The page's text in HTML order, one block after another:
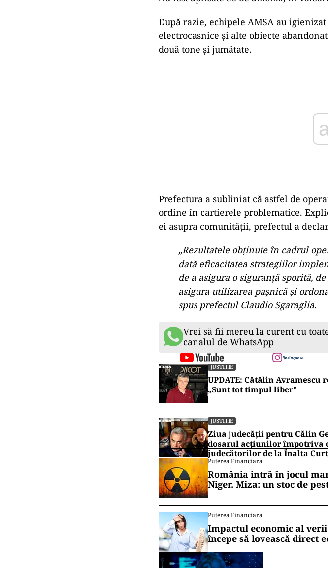
După razie, echipele AMSA au
electrocasnice și alte obiecte
două tone și jumătate.
Prefectura a subliniat că astfel de
ordine în cartierele problematice.
ei asupra comunității, prefectul a
„Rezultatele obținute în cadrul
dată eficacitatea strategiilor
de a asigura o siguranță sporită,
asigura utilizarea paşnică și
spus prefectul Claudio Sgaraglia.
Vrei să fii mereu la curent cu
canalul de WhatsApp
JUSTITIE
UPDATE: Cătălin Avramescu
„Sunt tot timpul liber”
JUSTITIE
Ziua judecății pentru Călin
dosarul acțiunilor împotriva
judecătorilor de la Înalta
Puterea Financiara
România intră în jocul
Niger. Miza: un stoc de
Puterea Financiara
Impactul economic al
începe să lovească direct